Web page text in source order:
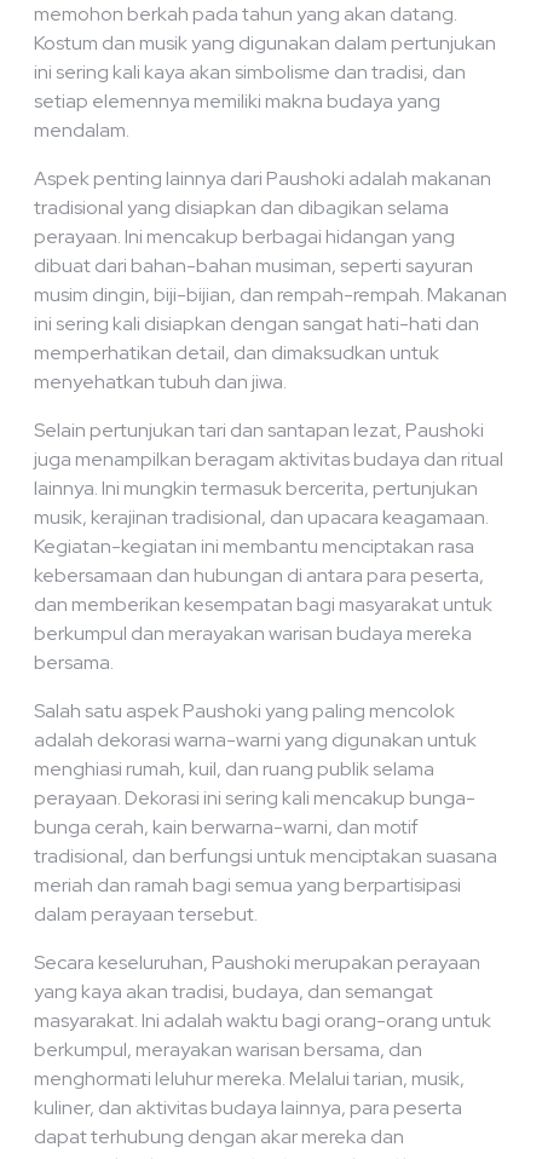
memohon berkah pada tahun yang akan datang.
Kostum dan musik yang digunakan dalam pertunjukan
ini sering kali kaya akan simbolisme dan tradisi, dan
setiap elemennya memiliki makna budaya yang
mendalam.
Aspek penting lainnya dari Paushoki adalah makanan
tradisional yang disiapkan dan dibagikan selama
perayaan. Ini mencakup berbagai hidangan yang
dibuat dari bahan-bahan musiman, seperti sayuran
musim dingin, biji-bijian, dan rempah-rempah. Makanan
ini sering kali disiapkan dengan sangat hati-hati dan
memperhatikan detail, dan dimaksudkan untuk
menyehatkan tubuh dan jiwa.
Selain pertunjukan tari dan santapan lezat, Paushoki
juga menampilkan beragam aktivitas budaya dan ritual
lainnya. Ini mungkin termasuk bercerita, pertunjukan
musik, kerajinan tradisional, dan upacara keagamaan.
Kegiatan-kegiatan ini membantu menciptakan rasa
kebersamaan dan hubungan di antara para peserta,
dan memberikan kesempatan bagi masyarakat untuk
berkumpul dan merayakan warisan budaya mereka
bersama.
Salah satu aspek Paushoki yang paling mencolok
adalah dekorasi warna-warni yang digunakan untuk
menghiasi rumah, kuil, dan ruang publik selama
perayaan. Dekorasi ini sering kali mencakup bunga-
bunga cerah, kain berwarna-warni, dan motif
tradisional, dan berfungsi untuk menciptakan suasana
meriah dan ramah bagi semua yang berpartisipasi
dalam perayaan tersebut.
Secara keseluruhan, Paushoki merupakan perayaan
yang kaya akan tradisi, budaya, dan semangat
masyarakat. Ini adalah waktu bagi orang-orang untuk
berkumpul, merayakan warisan bersama, dan
menghormati leluhur mereka. Melalui tarian, musik,
kuliner, dan aktivitas budaya lainnya, para peserta
dapat terhubung dengan akar mereka dan